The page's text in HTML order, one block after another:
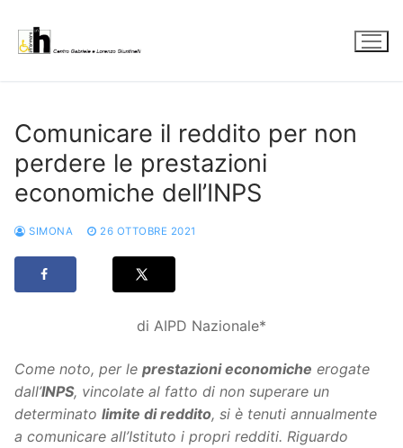
contenuto
Comunicare il reddito per non
perdere le prestazioni
economiche dell’INPS
SIMONA 26 OTTOBRE 2021
di AIPD Nazionale*
Come noto, per le prestazioni economiche erogate
dall’INPS, vincolate al fatto di non superare un
determinato limite di reddito, si è tenuti annualmente
a comunicare all’Istituto i propri redditi. Riguardo